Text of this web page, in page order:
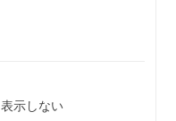
表示しない